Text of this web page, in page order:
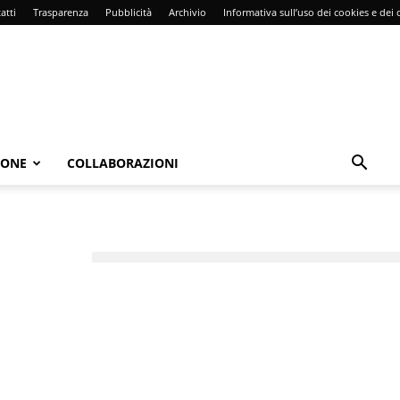
Trasparenza Pubblicità Archivio Informativa sull’uso dei cookies e dei
COLLABORAZIONI